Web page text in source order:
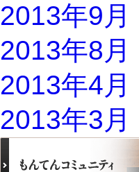
2013年9月
2013年8月
2013年4月
2013年3月